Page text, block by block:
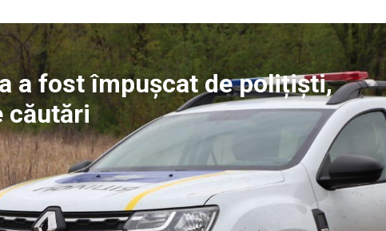
a fost împușcat de polițiști,
căutări